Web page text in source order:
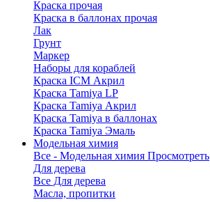
Краска прочая
Краска в баллонах прочая
Лак
Грунт
Маркер
Наборы для кораблей
Краска ICM Акрил
Краска Tamiya LP
Краска Tamiya Акрил
Краска Tamiya в баллонах
Краска Tamiya Эмаль
Модельная химия
Все - Модельная химия Просмотреть
Для дерева
Все Для дерева
Масла, пропитки